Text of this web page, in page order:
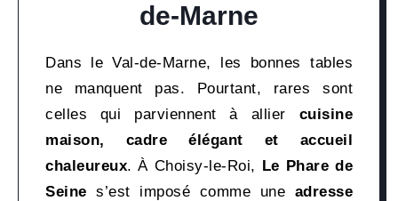
de-Marne
Dans le Val-de-Marne, les bonnes tables
ne manquent pas. Pourtant, rares sont
celles qui parviennent à allier cuisine
maison, cadre élégant et accueil
chaleureux. À Choisy-le-Roi, Le Phare de
Seine s’est imposé comme une adresse